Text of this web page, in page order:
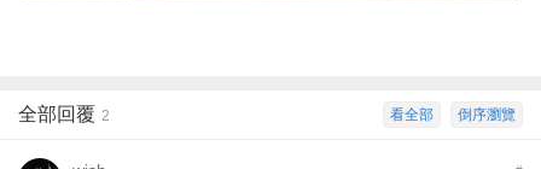
倒序瀏覽
看全部
全部回覆 2